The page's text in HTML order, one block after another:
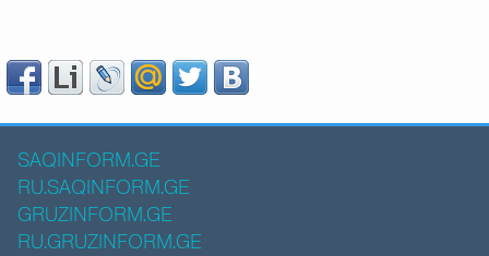
SAQINFORM.GE
RU.SAQINFORM.GE
GRUZINFORM.GE
RU.GRUZINFORM.GE